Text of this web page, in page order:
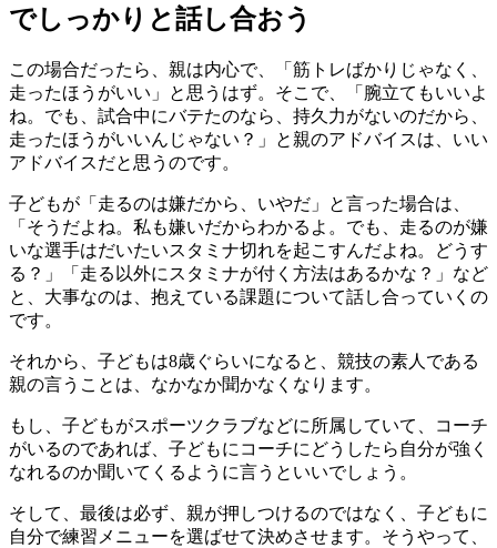
でしっかりと話し合おう
この場合だったら、親は内心で、「筋トレばかりじゃなく、
走ったほうがいい」と思うはず。そこで、「腕立てもいいよ
ね。でも、試合中にバテたのなら、持久力がないのだから、
走ったほうがいいんじゃない？」と親のアドバイスは、いい
アドバイスだと思うのです。
子どもが「走るのは嫌だから、いやだ」と言った場合は、
「そうだよね。私も嫌いだからわかるよ。でも、走るのが嫌
いな選手はだいたいスタミナ切れを起こすんだよね。どうす
る？」「走る以外にスタミナが付く方法はあるかな？」など
と、大事なのは、抱えている課題について話し合っていくの
です。
それから、子どもは8歳ぐらいになると、競技の素人である
親の言うことは、なかなか聞かなくなります。
もし、子どもがスポーツクラブなどに所属していて、コーチ
がいるのであれば、子どもにコーチにどうしたら自分が強く
なれるのか聞いてくるように言うといいでしょう。
そして、最後は必ず、親が押しつけるのではなく、子どもに
自分で練習メニューを選ばせて決めさせます。そうやって、